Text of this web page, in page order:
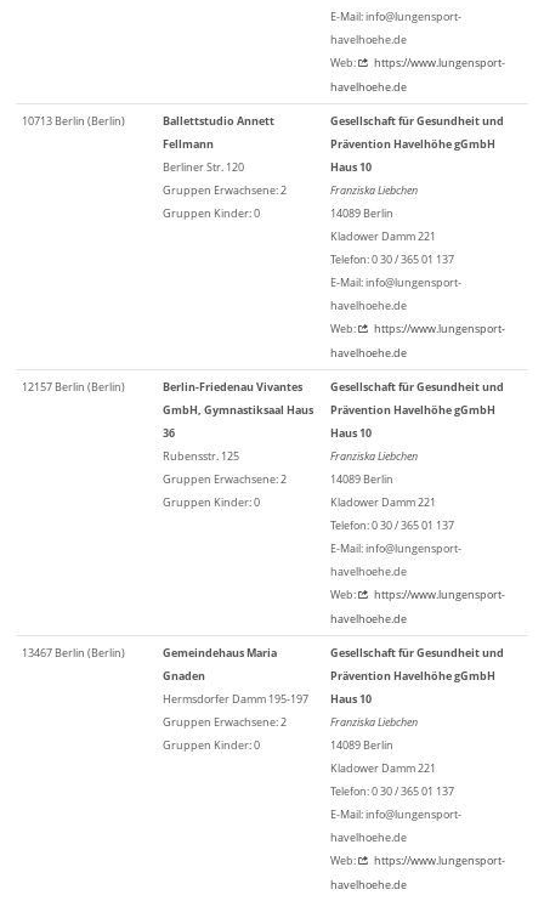
E-Mail: info@lungensport-
havelhoehe.de
Web:
https://www.lungensport-
havelhoehe.de
10713 Berlin (Berlin)
Ballettstudio Annett
Fellmann
Berliner Str. 120
Gruppen Erwachsene: 2
Gruppen Kinder: 0
Gesellschaft für Gesundheit und
Prävention Havelhöhe gGmbH
Haus 10
Franziska Liebchen
14089 Berlin
Kladower Damm 221
Telefon: 0 30 / 365 01 137
E-Mail: info@lungensport-
havelhoehe.de
Web:
https://www.lungensport-
havelhoehe.de
12157 Berlin (Berlin)
Berlin-Friedenau Vivantes
GmbH, Gymnastiksaal Haus
36
Rubensstr. 125
Gruppen Erwachsene: 2
Gruppen Kinder: 0
Gesellschaft für Gesundheit und
Prävention Havelhöhe gGmbH
Haus 10
Franziska Liebchen
14089 Berlin
Kladower Damm 221
Telefon: 0 30 / 365 01 137
E-Mail: info@lungensport-
havelhoehe.de
Web:
https://www.lungensport-
havelhoehe.de
13467 Berlin (Berlin)
Gemeindehaus Maria
Gnaden
Hermsdorfer Damm 195-197
Gruppen Erwachsene: 2
Gruppen Kinder: 0
Gesellschaft für Gesundheit und
Prävention Havelhöhe gGmbH
Haus 10
Franziska Liebchen
14089 Berlin
Kladower Damm 221
Telefon: 0 30 / 365 01 137
E-Mail: info@lungensport-
havelhoehe.de
Web:
https://www.lungensport-
havelhoehe.de